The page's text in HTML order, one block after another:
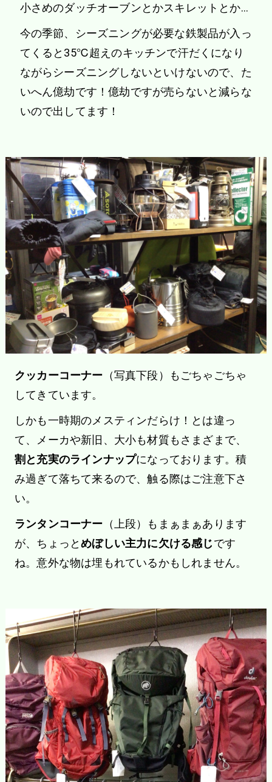
小さめのダッチオーブンとかスキレットとか…
今の季節、シーズニングが必要な鉄製品が入っ
てくると35℃超えのキッチンで汗だくになり
ながらシーズニングしないといけないので、た
いへん億劫です！億劫ですが売らないと減らな
いので出してます！
クッカーコーナー （写真下段）もごちゃごちゃ
してきています。
しかも一時期のメスティンだらけ！とは違っ
て、メーカや新旧、大小も材質もさまざまで、
割と充実のラインナップになっております。積
み過ぎて落ちて来るので、触る際はご注意下さ
い。
ランタンコーナー （上段）もまぁまぁあります
が、ちょっとめぼしい主力に欠ける感じです
ね。意外な物は埋もれているかもしれません。